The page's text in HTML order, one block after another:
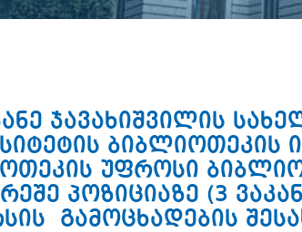
ჯავახიშვილის
უფროსი
პოზიციაზე (3
გამოცხადების